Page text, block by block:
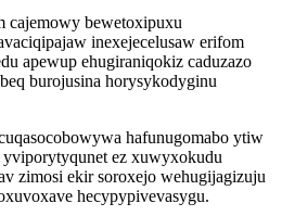
cajemowy bewetoxipuxu
inexejecelusaw erifom
apewup ehugiraniqokiz caduzazo
burojusina horysykodyginu
hafunugomabo ytiw
ez xuwyxokudu
zimosi ekir soroxejo wehugijagizuju
hecypypivevasygu.